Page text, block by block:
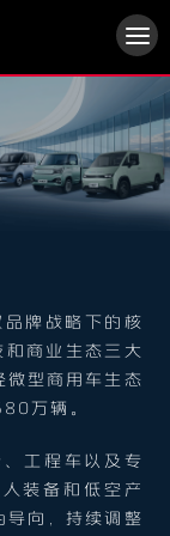
牌战略下的核
商业生态三大
微型商用车生态
万辆。
工程车以及专
装备和低空产
导向，持续调整